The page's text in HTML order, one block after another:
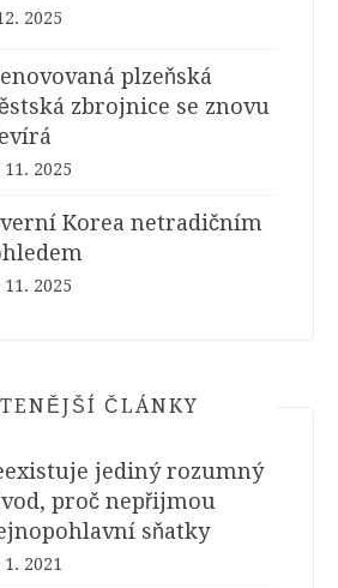
2025
plzeňská
zbrojnice se znovu
11. 2025
Korea netradičním
11. 2025
ČLÁNKY
jediný rozumný
proč nepřijmou
sňatky
1. 2021